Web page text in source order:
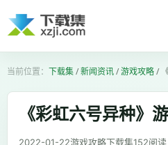
下载集/新闻资讯/游戏攻略/
《彩虹六号异种》
2022-01-22游戏攻略下载集152阅读